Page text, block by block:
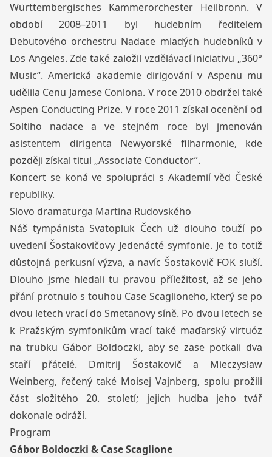
Württembergisches Kammerorchester Heilbronn. V
období 2008–2011 byl hudebním ředitelem
Debutového orchestru Nadace mladých hudebníků v
Los Angeles. Zde také založil vzdělávací iniciativu „360°
Music“. Americká akademie dirigování v Aspenu mu
udělila Cenu Jamese Conlona. V roce 2010 obdržel také
Aspen Conducting Prize. V roce 2011 získal ocenění od
Soltiho nadace a ve stejném roce byl jmenován
asistentem dirigenta Newyorské filharmonie, kde
později získal titul „Associate Conductor”.
Koncert se koná ve spolupráci s Akademií věd České
republiky.
Slovo dramaturga Martina Rudovského
Náš tympánista Svatopluk Čech už dlouho touží po
uvedení Šostakovičovy Jedenácté symfonie. Je to totiž
důstojná perkusní výzva, a navíc Šostakovič FOK sluší.
Dlouho jsme hledali tu pravou příležitost, až se jeho
přání protnulo s touhou Case Scaglioneho, který se po
dvou letech vrací do Smetanovy síně. Po dvou letech se
k Pražským symfonikům vrací také maďarský virtuóz
na trubku Gábor Boldoczki, aby se zase potkali dva
staří přátelé. Dmitrij Šostakovič a Mieczysław
Weinberg, řečený také Moisej Vajnberg, spolu prožili
část složitého 20. století; jejich hudba jeho tvář
dokonale odráží.
Program
Gábor Boldoczki & Case Scaglione